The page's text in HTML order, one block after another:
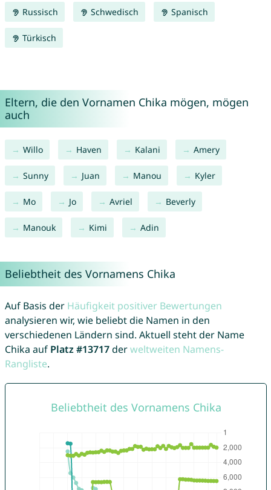
Russisch Schwedisch Spanisch
Türkisch
Eltern, die den Vornamen Chika mögen, mögen
auch
Willo Haven Kalani Amery
Sunny Juan Manou Kyler
Mo Jo Avriel Beverly
Manouk Kimi Adin
Beliebtheit des Vornamens Chika
Auf Basis der Häufigkeit positiver Bewertungen
analysieren wir, wie beliebt die Namen in den
verschiedenen Ländern sind. Aktuell steht der Name
Chika auf Platz #13717derweltweiten Namens-
Rangliste.